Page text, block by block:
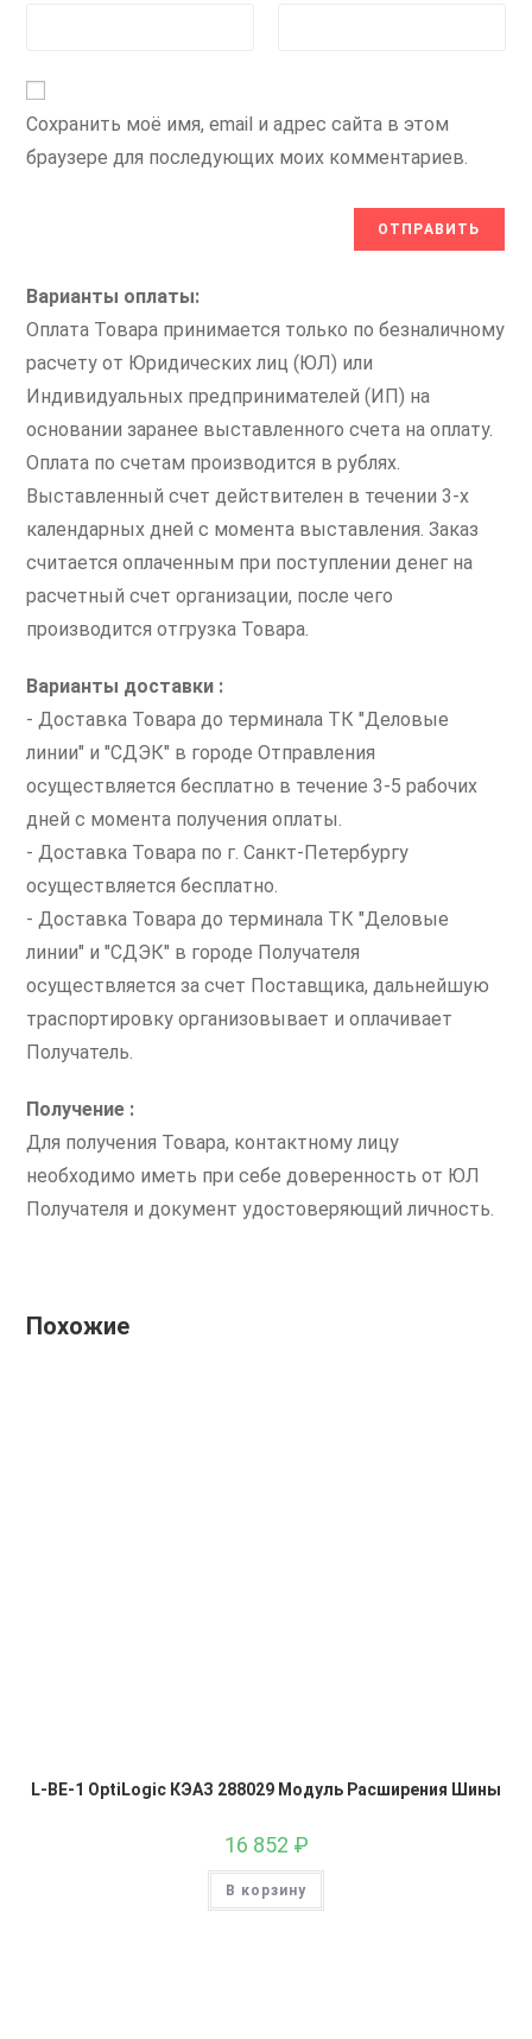
Сохранить моё имя, email и адрес сайта в этом
браузере для последующих моих комментариев.
Варианты оплаты:
Оплата Товара принимается только по безналичному
расчету от Юридических лиц (ЮЛ) или
Индивидуальных предпринимателей (ИП) на
основании заранее выставленного счета на оплату.
Оплата по счетам производится в рублях.
Выставленный счет действителен в течении 3-х
календарных дней с момента выставления. Заказ
считается оплаченным при поступлении денег на
расчетный счет организации, после чего
производится отгрузка Товара.
Варианты доставки :
- Доставка Товара до терминала ТК "Деловые
линии" и "СДЭК" в городе Отправления
осуществляется бесплатно в течение 3-5 рабочих
дней с момента получения оплаты.
- Доставка Товара по г. Санкт-Петербургу
осуществляется бесплатно.
- Доставка Товара до терминала ТК "Деловые
линии" и "СДЭК" в городе Получателя
осуществляется за счет Поставщика, дальнейшую
траспортировку организовывает и оплачивает
Получатель.
Получение :
Для получения Товара, контактному лицу
необходимо иметь при себе доверенность от ЮЛ
Получателя и документ удостоверяющий личность.
Похожие
L-BE-1 OptiLogic КЭАЗ 288029 Модуль Расширения Шины
16 852 ₽
В корзину